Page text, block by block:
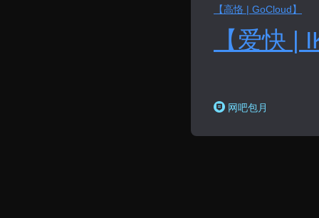
【高恪 | GoCloud】
【爱快 |
网吧包月